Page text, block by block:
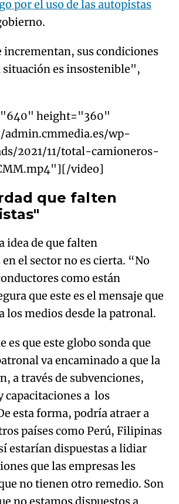
por el uso de las autopistas
incrementan, sus condiciones
situación es insostenible",
height="360"
wp-
2021/11/total-camioneros-
video]
que falten
idea de que falten
el sector no es cierta. “No
como están
que este es el mensaje que
los medios desde la patronal.
es que este globo sonda que
va encaminado a que la
a través de subvenciones,
capacitaciones a los
esta forma, podría atraer a
países como Perú, Filipinas
estarían dispuestas a lidiar
que las empresas les
no tienen otro remedio. Son
no estamos dispuestos a